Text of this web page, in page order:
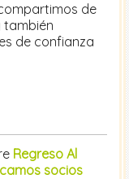
de
también
de confianza
Regreso Al
socios